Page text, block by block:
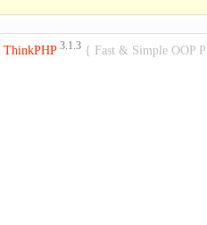
ThinkPHP 3.1.3{ Fast & Simple OOP